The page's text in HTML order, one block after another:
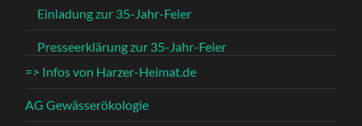
Einladung zur 35-Jahr-Feier
Presseerklärung zur 35-Jahr-Feier
=> Infos von Harzer-Heimat.de
AG Gewässerökologie